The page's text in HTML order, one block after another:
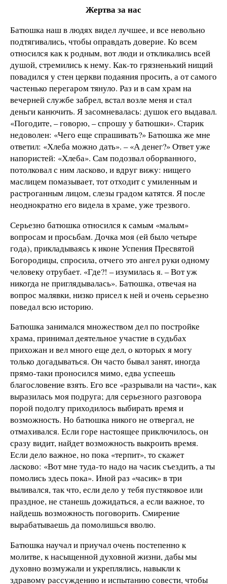
Жертва за нас
Батюшка наш в людях видел лучшее, и все невольно
подтягивались, чтобы оправдать доверие. Ко всем
относился как к родным, вот люди и откликались всей
душой, стремились к нему. Как-то грязненький нищий
повадился у стен церкви подаяния просить, а от самого
частенько перегаром тянуло. Раз и в сам храм на
вечерней службе забрел, встал возле меня и стал
деньги канючить. Я засомневалась: душок его выдавал.
«Погодите, – говорю, – спрошу у батюшки». Старик
недоволен: «Чего еще спрашивать?» Батюшка же мне
ответил: «Хлеба можно дать». – «А денег?» Ответ уже
напористей: «Хлеба». Сам подозвал оборванного,
потолковал с ним ласково, и вдруг вижу: нищего
маслицем помазывает, тот отходит с умиленным и
растроганным лицом, слезы градом катятся. Я после
неоднократно его видела в храме, уже трезвого.
Серьезно батюшка относился к самым «малым»
вопросам и просьбам. Дочка моя (ей было четыре
года), прикладываясь к иконе Успения Пресвятой
Богородицы, спросила, отчего это ангел руки одному
человеку отрубает. «Где?! – изумилась я. – Вот уж
никогда не приглядывалась». Батюшка, отвечая на
вопрос малявки, низко присел к ней и очень серьезно
поведал всю историю.
Батюшка занимался множеством дел по постройке
храма, принимал деятельное участие в судьбах
прихожан и вел много еще дел, о которых я могу
только догадываться. Он часто бывал занят, иногда
прямо-таки проносился мимо, едва успеешь
благословение взять. Его все «разрывали на части», как
выразилась моя подруга; для серьезного разговора
порой подолгу приходилось выбирать время и
возможность. Но батюшка никого не отвергал, не
отмахивался. Если горе настоящее приключилось, он
сразу видит, найдет возможность выкроить время.
Если дело важное, но пока «терпит», то скажет
ласково: «Вот мне туда-то надо на часик съездить, а ты
помолись здесь пока». Иной раз «часик» в три
выливался, так что, если дело у тебя пустяковое или
праздное, не станешь дожидаться, а если важное, то
найдешь возможность поговорить. Смирение
вырабатываешь да помолишься вволю.
Батюшка научал и приучал очень постепенно к
молитве, к насыщенной духовной жизни, дабы мы
духовно возмужали и укреплялись, навыкли к
здравому рассуждению и испытанию совести, чтобы